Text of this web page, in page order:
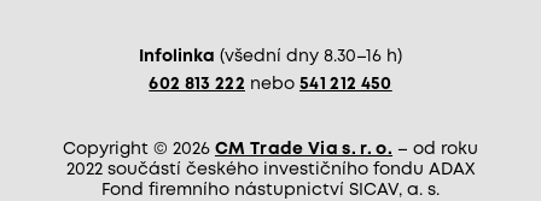
Infolinka (všední dny 8.30–16 h)
602 813 222 nebo 541 212 450
Copyright © 2026 CM Trade Via s. r. o. – od roku
2022 součástí českého investičního fondu ADAX
Fond firemního nástupnictví SICAV, a. s.